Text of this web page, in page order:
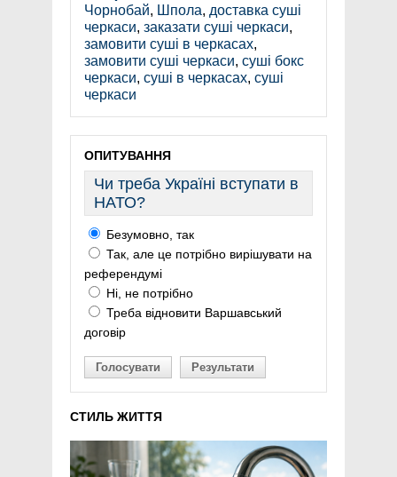
Чорнобай, Шпола, доставка суші
черкаси, заказати суші черкаси,
замовити суші в черкасах,
замовити суші черкаси, суші бокс
черкаси, суші в черкасах, суші
черкаси
ОПИТУВАННЯ
Чи треба Україні вступати в
НАТО?
Безумовно, так
Так, але це потрібно вирішувати на
референдумі
Ні, не потрібно
Треба відновити Варшавський
договір
Голосувати Результати
СТИЛЬ ЖИТТЯ